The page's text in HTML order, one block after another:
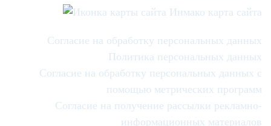
карта сайта
Согласие на обработку персональных данных
Политика персональных данных
Согласие на обработку персональных данных с
помощью метрических программ
Согласие на получение рассылки рекламно-
информационных материалов